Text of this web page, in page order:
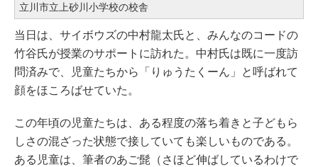
立川市立上砂川小学校の校舎
当日は、サイボウズの中村龍太氏と、みんなのコードの
竹谷氏が授業のサポートに訪れた。中村氏は既に一度訪
問済みで、児童たちから「りゅうたくーん」と呼ばれて
顔をほころばせていた。
この年頃の児童たちは、ある程度の落ち着きと子どもら
しさの混ざった状態で接していても楽しいものである。
ある児童は、筆者のあご髭（さほど伸ばしているわけで